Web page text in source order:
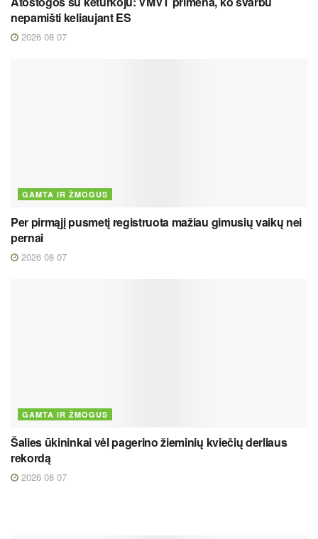
nepamišti keliaujant ES
2026 08 07
GAMTA IR ŽMOGUS
Per pirmąjį pusmetį registruota mažiau gimusių vaikų nei
pernai
2026 08 07
GAMTA IR ŽMOGUS
Šalies ūkininkai vėl pagerino žieminių kviečių derliaus
rekordą
2026 08 07